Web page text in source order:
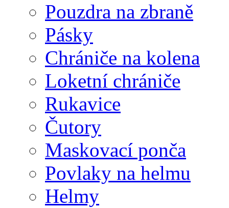
Pouzdra na zbraně
Pásky
Chrániče na kolena
Loketní chrániče
Rukavice
Čutory
Maskovací ponča
Povlaky na helmu
Helmy